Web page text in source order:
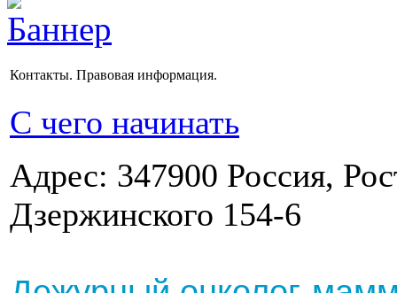
Контакты. Правовая информация.
C чего начинать
Адрес: 347900 Россия,
Дзержинского 154-6